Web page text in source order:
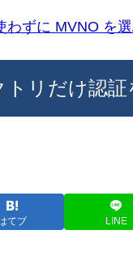
わずに MVNO を
リだけ認証
てブ LINE